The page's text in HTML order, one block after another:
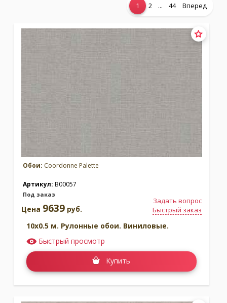
Бренд: Coordonne
Под заказ
Коллекция:
Под заказ
Коллекция:Indiano
Бренд:Coordonne
1 2 ... 44 Вперед
Обои: Coordonne Palette
Артикул: B00057
Под заказ
Задать вопрос
Быстрый заказ
Цена 9639 руб.
10x0.5 м. Рулонные обои. Виниловые.
Быстрый просмотр
Купить